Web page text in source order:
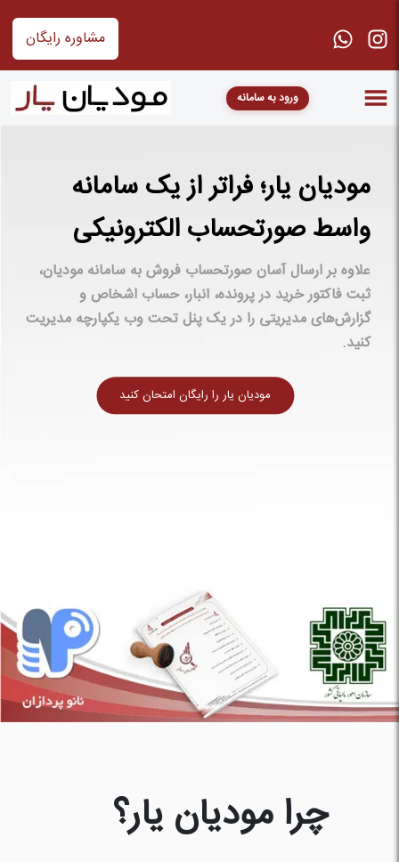
مشاوره رایگان
ورود به سامانه
مودیان یار؛ فراتر از یک سامانه
واسط صورتحساب الکترونیکی
علاوه بر ارسال آسان صورتحساب فروش به سامانه مودیان،
ثبت فاکتور خرید در پرونده، انبار، حساب اشخاص و
گزارش‌های مدیریتی را در یک پنل تحت وب یکپارچه مدیریت
کنید.
مودیان یار را رایگان امتحان کنید
چرا مودیان یار؟